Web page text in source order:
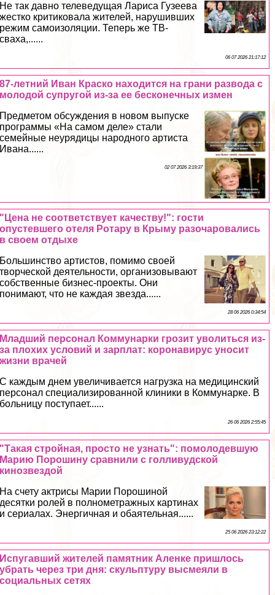
Не так давно телеведущая Лариса Гузеева
жестко критиковала жителей, нарушивших
режим самоизоляции. Теперь же ТВ-
сваха,......
06 07 2026 21:17:12
87-летний Иван Краско находится на грани развода с
молодой супругой из-за ее бесконечных измен
Предметом обсуждения в новом выпуске
программы «На самом деле» стали
семейные неурядицы народного артиста
Ивана......
02 07 2026 3:19:37
"Цена не соответствует качеству!": гости
опустевшего отеля Ротару в Крыму разочаровались
в своем отдыхе
Большинство артистов, помимо своей
творческой деятельности, организовывают
собственные бизнес-проекты. Они
понимают, что не каждая звезда......
28 06 2026 0:34:54
Младший персонал Коммунарки грозит уволиться из-
за плохих условий и зарплат: коронавирус уносит
жизни врачей
С каждым днем увеличивается нагрузка на медицинский
персонал специализированной клиники в Коммунарке. В
больницу поступает......
26 06 2026 2:55:45
"Такая стройная, просто не узнать": помолодевшую
Марию Порошину сравнили с голливудской
кинозвездой
На счету актрисы Марии Порошиной
десятки ролей в полнометражных картинах
и сериалах. Энергичная и обаятельная......
25 06 2026 23:12:22
Испугавший жителей памятник Аленке пришлось
убрать через три дня: скульптуру высмеяли в
социальных сетях